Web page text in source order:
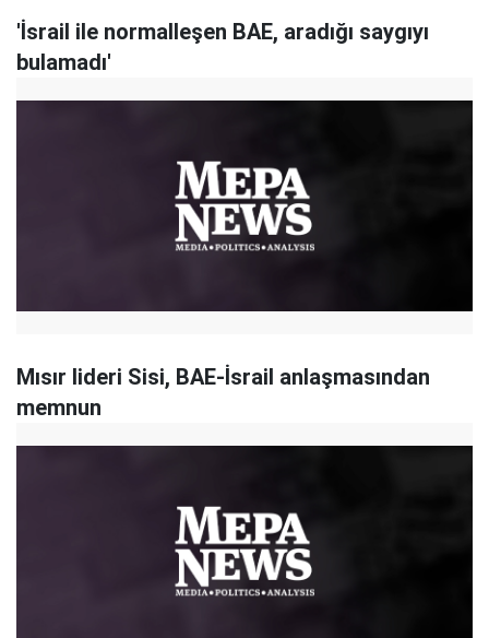
'İsrail ile normalleşen BAE, aradığı saygıyı
bulamadı'
Mısır lideri Sisi, BAE-İsrail anlaşmasından
memnun